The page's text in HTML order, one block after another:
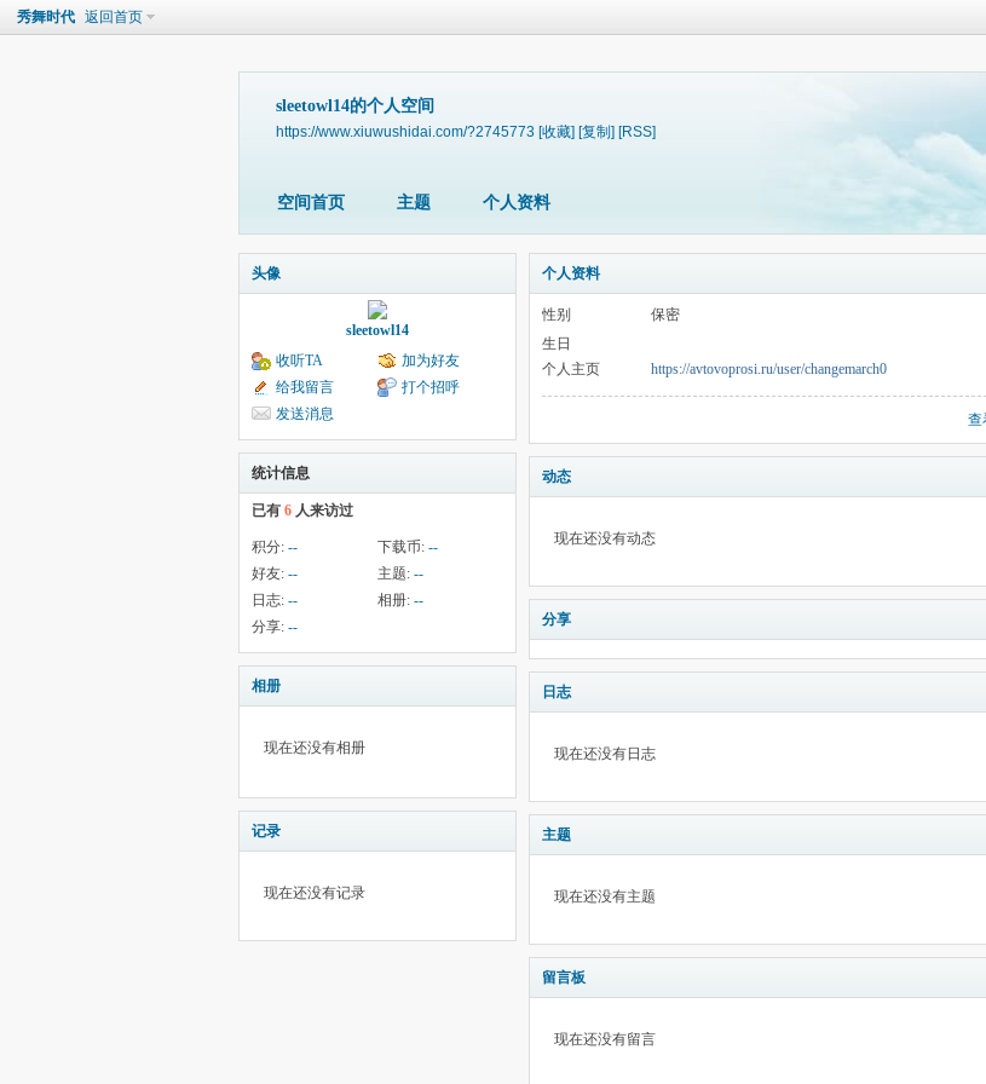
秀舞时代 返回首页
sleetowl14的个人空间
https://www.xiuwushidai.com/?2745773 [收藏] [复制] [RSS]
空间首页 主题 个人资料
头像
sleetowl14
收听TA
加为好友
给我留言
打个招呼
发送消息
统计信息
已有 6 人来访过
积分: -- 下载币: --
好友: -- 主题: --
日志: -- 相册: --
分享: --
相册
现在还没有相册
记录
现在还没有记录
个人资料
性别
保密
生日
个人主页
https://avtovoprosi.ru/user/changemarch0
查
动态
现在还没有动态
分享
日志
现在还没有日志
主题
现在还没有主题
留言板
现在还没有留言